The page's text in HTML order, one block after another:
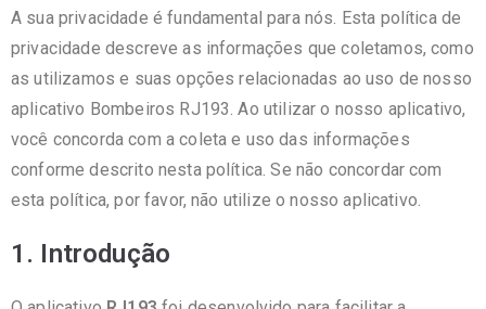
A sua privacidade é fundamental para nós. Esta política de
privacidade descreve as informações que coletamos, como
as utilizamos e suas opções relacionadas ao uso de nosso
aplicativo Bombeiros RJ193. Ao utilizar o nosso aplicativo,
você concorda com a coleta e uso das informações
conforme descrito nesta política. Se não concordar com
esta política, por favor, não utilize o nosso aplicativo.
1. Introdução